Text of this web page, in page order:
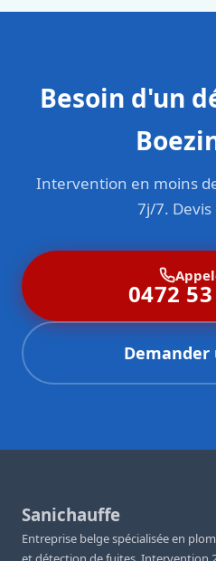
Besoin d'un
Intervention en moins
7j/7.
0472
Demander
Sanichauffe
Entreprise belge spécialisée en